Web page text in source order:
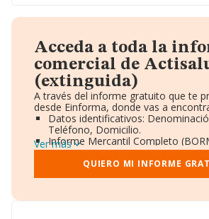
Acceda a toda la
comercial de
(extinguida)
A través del informe gratuito que te
desde Einforma, donde vas a
Datos identificativos:
Teléfono, Domicilio.
Informe Mercantil Completo
Gráficos de Evolución Ventas y
Consejo de Administración y
Directivos y Ejecutivos.
Ver más
QUIERO MI INFORME